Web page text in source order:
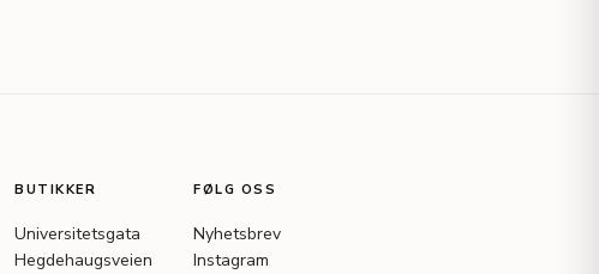
BUTIKKER
Universitetsgata
Hegdehaugsveien
FØLG OSS
Nyhetsbrev
Instagram